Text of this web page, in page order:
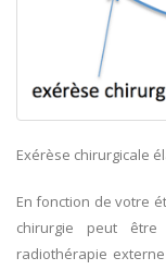
Exérèse chirurgicale
En fonction de votre
chirurgie peut être
radiothérapie